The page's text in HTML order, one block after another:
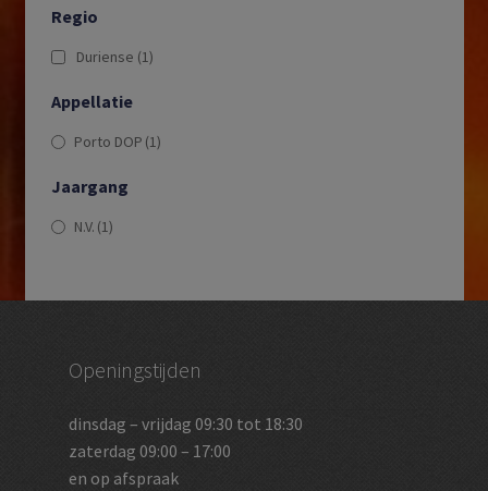
Regio
Duriense (1)
Appellatie
Porto DOP (1)
Jaargang
N.V. (1)
Openingstijden
dinsdag – vrijdag 09:30 tot 18:30
zaterdag 09:00 – 17:00
en op afspraak